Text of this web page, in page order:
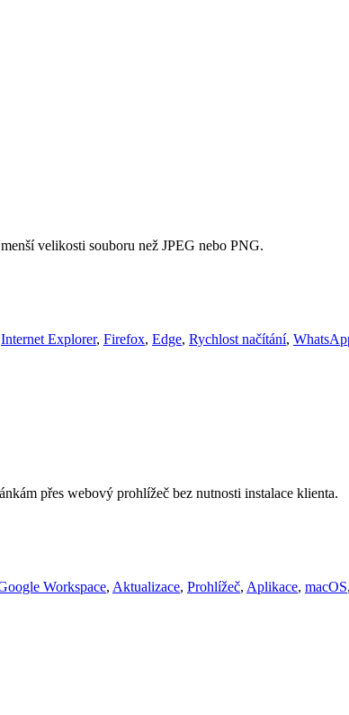
velikosti souboru než JPEG nebo PNG.
Internet Explorer, Firefox, Edge, Rychlost načítání,
přes webový prohlížeč bez nutnosti instalace klienta.
Workspace, Aktualizace, Prohlížeč, Aplikace, macOS